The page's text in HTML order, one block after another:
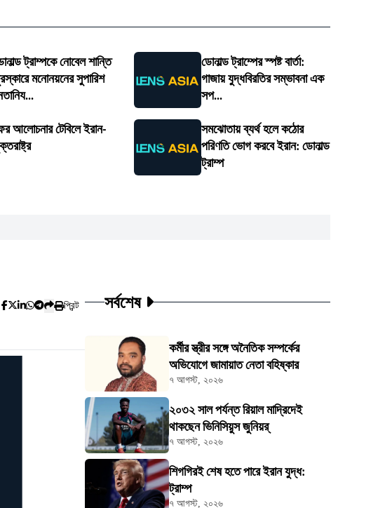
ট্রাম্পকে নোবেল শান্তি
মনোনয়নের সুপারিশ
ডোনাল্ড ট্রাম্পের স্পষ্ট বার্তা:
গাজায় যুদ্ধবিরতির সম্ভাবনা এক
সপ...
আলোচনার টেবিলে ইরান-
সমঝোতায় ব্যর্থ হলে কঠোর
পরিণতি ভোগ করবে ইরান: ডোনাল্ড
ট্রাম্প
প্রিন্ট সর্বশেষ
কর্মীর স্ত্রীর সঙ্গে অনৈতিক সম্পর্কের
অভিযোগে জামায়াত নেতা বহিষ্কার
৭ আগস্ট, ২০২৬
২০৩২ সাল পর্যন্ত রিয়াল মাদ্রিদেই
থাকছেন ভিনিসিয়ুস জুনিয়র্
৭ আগস্ট, ২০২৬
শিগগিরই শেষ হতে পারে ইরান যুদ্ধ:
ট্রাম্প
৭ আগস্ট, ২০২৬